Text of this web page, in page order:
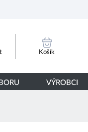
Košík
VÝROBCI